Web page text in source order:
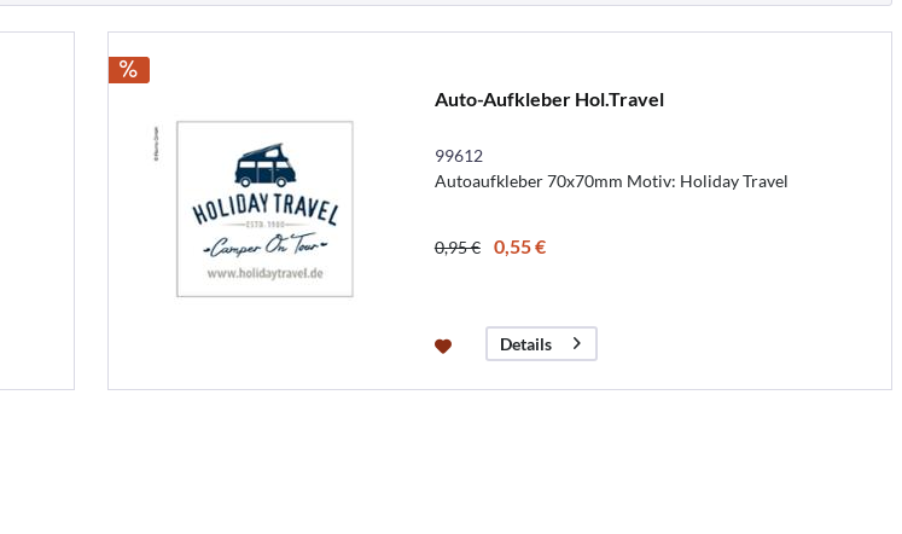
Auto-Aufkleber Hol.Travel
99612
Autoaufkleber 70x70mm Motiv: Holiday Travel
0,95 € 0,55 €
Details